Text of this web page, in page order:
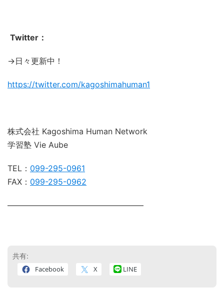
Twitter：
→日々更新中！
https://twitter.com/kagoshimahuman1
株式会社 Kagoshima Human Network
学習塾 Vie Aube
TEL： 099-295-0961
FAX： 099-295-0962
―――――――――――――――――
共有:
Facebook X LINE